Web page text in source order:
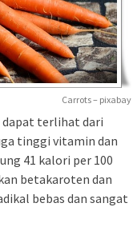
Carrots – pixabay
dapat terlihat dari
tinggi vitamin dan
41 kalori per 100
betakaroten dan
bebas dan sangat